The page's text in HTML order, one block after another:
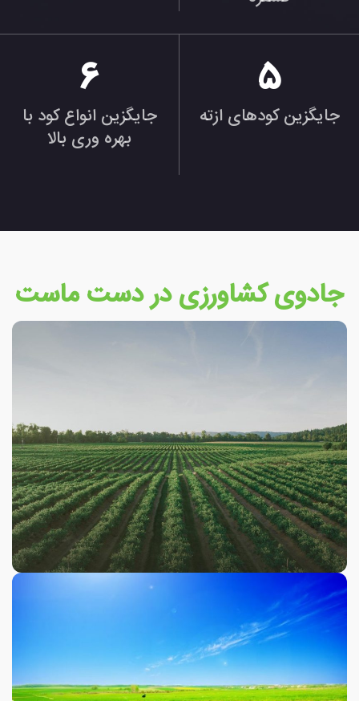
6
جایگزین انواع کود با
بهره وری بالا
5
جایگزین کودهای ازته
جادوی کشاورزی در دست ماست